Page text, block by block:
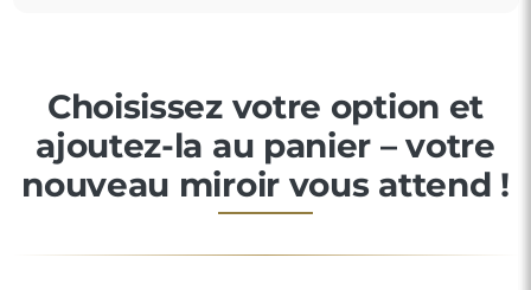
Choisissez votre option et
ajoutez-la au panier – votre
nouveau miroir vous attend !